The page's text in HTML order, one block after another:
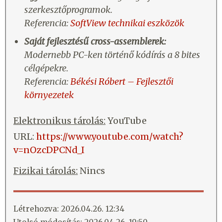
szerkesztőprogramok.
Referencia:SoftView technikai eszközök
Saját fejlesztésű cross-assemblerek:
Modernebb PC-ken történő kódírás a 8 bites
célgépekre.
Referencia:Békési Róbert – Fejlesztői
környezetek
Elektronikus tárolás: YouTube
URL: https://www.youtube.com/watch?
v=nOzcDPCNd_I
Fizikai tárolás: Nincs
Létrehozva: 2026.04.26. 12:34